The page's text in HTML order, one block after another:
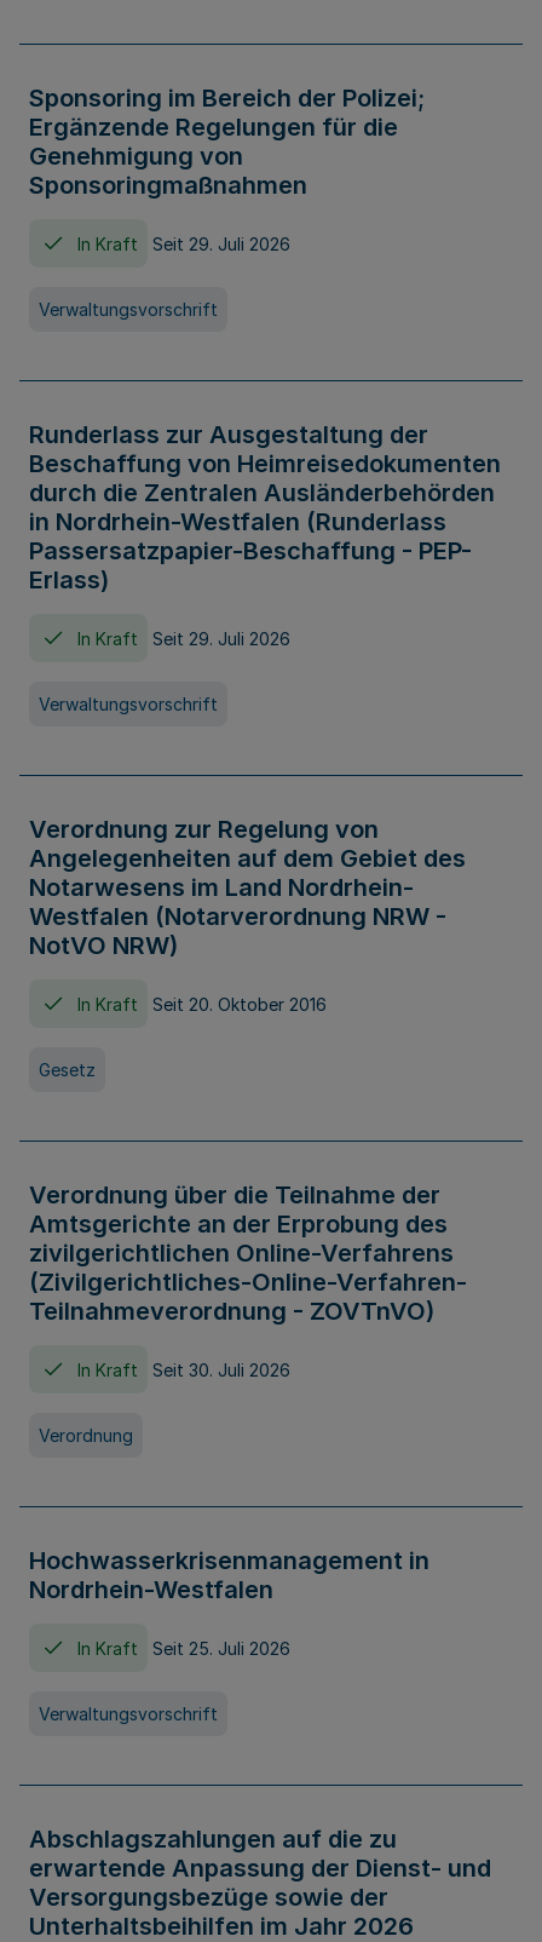
Sponsoring im Bereich der Polizei;
Ergänzende Regelungen für die
Genehmigung von
Sponsoringmaßnahmen
In Kraft Seit 29. Juli 2026
Verwaltungsvorschrift
Runderlass zur Ausgestaltung der
Beschaffung von Heimreisedokumenten
durch die Zentralen Ausländerbehörden
in Nordrhein-Westfalen (Runderlass
Passersatzpapier-Beschaffung - PEP-
Erlass)
In Kraft Seit 29. Juli 2026
Verwaltungsvorschrift
Verordnung zur Regelung von
Angelegenheiten auf dem Gebiet des
Notarwesens im Land Nordrhein-
Westfalen (Notarverordnung NRW -
NotVO NRW)
In Kraft Seit 20. Oktober 2016
Gesetz
Verordnung über die Teilnahme der
Amtsgerichte an der Erprobung des
zivilgerichtlichen Online-Verfahrens
(Zivilgerichtliches-Online-Verfahren-
Teilnahmeverordnung - ZOVTnVO)
In Kraft Seit 30. Juli 2026
Verordnung
Hochwasserkrisenmanagement in
Nordrhein-Westfalen
In Kraft Seit 25. Juli 2026
Verwaltungsvorschrift
Abschlagszahlungen auf die zu
erwartende Anpassung der Dienst- und
Versorgungsbezüge sowie der
Unterhaltsbeihilfen im Jahr 2026